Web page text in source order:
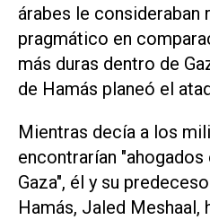
árabes le consideraban
pragmático en
más duras dentro de
de Hamás planeó el
Mientras decía a los
encontrarían "ahogados
Gaza", él y su
Hamás, Jaled Meshaal,